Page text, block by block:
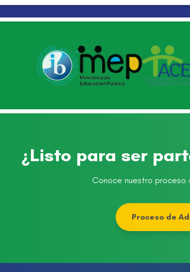
¿Listo para ser
Conoce nuestro proceso
Proceso de